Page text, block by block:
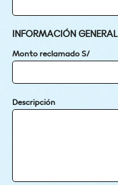
INFORMACIÓN GENERAL
Monto reclamado S/
Descripción